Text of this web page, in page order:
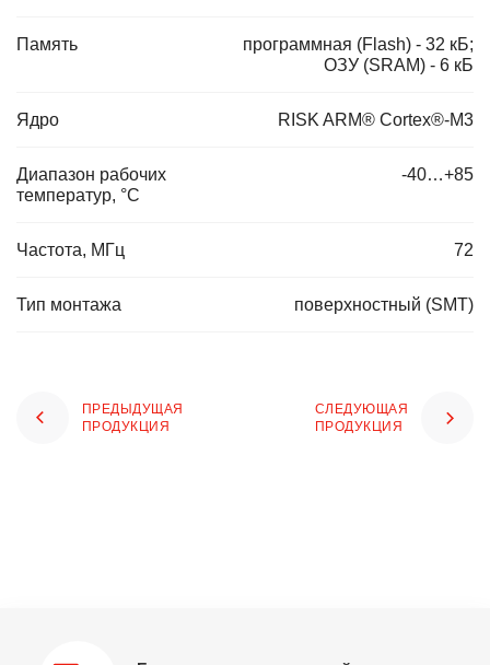
Память
программная (Flash) - 32 кБ;
ОЗУ (SRAM) - 6 кБ
Ядро RISK ARM® Cortex®-M3
Диапазон рабочих
температур, °C
-40…+85
Частота, МГц 72
Тип монтажа поверхностный (SMT)
ПРЕДЫДУЩАЯ
ПРОДУКЦИЯ
СЛЕДУЮЩАЯ
ПРОДУКЦИЯ